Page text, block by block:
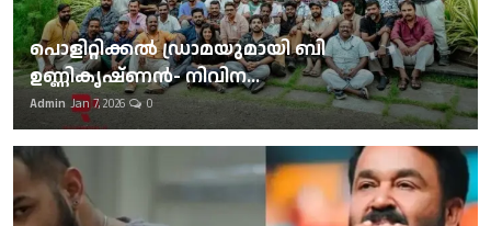
പൊളിറ്റിക്കല്‍ ഡ്രാമയുമായി ബി
ഉണ്ണികൃഷ്ണന്‍- നിവിന...
Admin Jan 7, 2026 0